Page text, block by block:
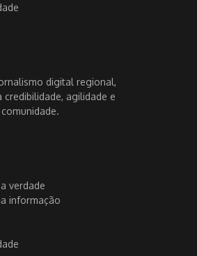
digital regional,
credibilidade, agilidade e
verdade
informação